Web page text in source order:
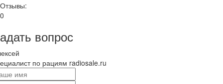
Отзывы:
0
вопрос
по рациям radiosale.ru